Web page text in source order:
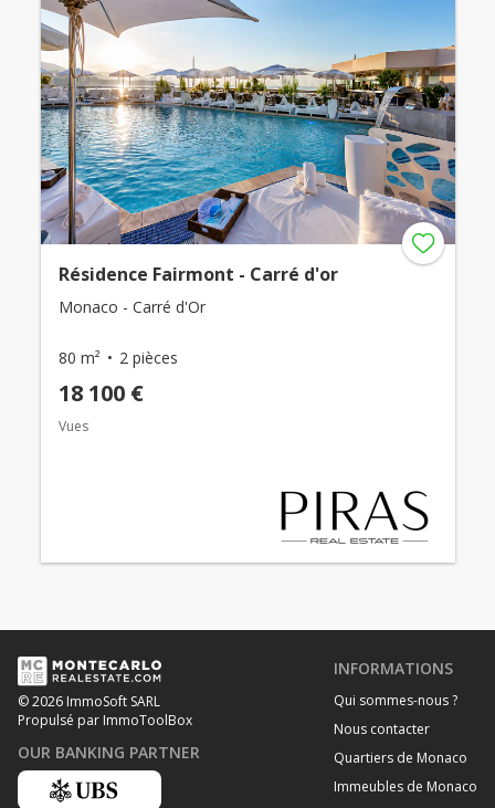
Résidence Fairmont - Carré d'or
Monaco - Carré d'Or
80 m² 2 pièces
18 100 €
Vues
© 2026 ImmoSoft SARL
Propulsé par ImmoToolBox
OUR BANKING PARTNER
INFORMATIONS
Qui sommes-nous ?
Nous contacter
Quartiers de Monaco
Immeubles de Monaco